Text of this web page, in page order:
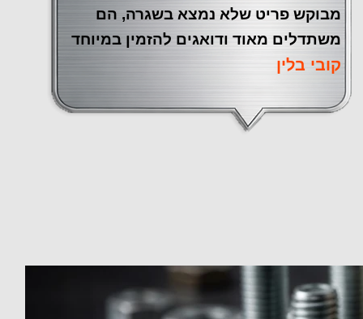
מבוקש פריט שלא נמצא בשגרה, הם
משתדלים מאוד ודואגים להזמין במיוחד
קובי בלין